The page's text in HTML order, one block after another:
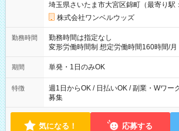
埼玉県さいたま市大宮区錦町（最寄り駅
株式会社ワンベルウッズ
勤務時間
勤務時間は指定なし
変形労働時間制 想定労働時間160時間/月 【シフト例】 ・8：00
～21：00
期間 単発・1日のみOK
特徴
週1日からOK / 日払いOK / 副業・Wワー
募集
気になる！ 応募する